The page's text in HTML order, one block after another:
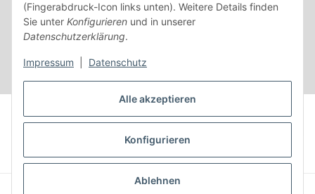
Alle akzeptieren
Konfigurieren
Ablehnen
(Fingerabdruck-Icon links unten). Weitere Details finden
Sie unter Konfigurieren und in unserer
Datenschutzerklärung.
Impressum Datenschutz
Vertrag widerrufen
* Alle Preise inkl. gesetzlicher USt.